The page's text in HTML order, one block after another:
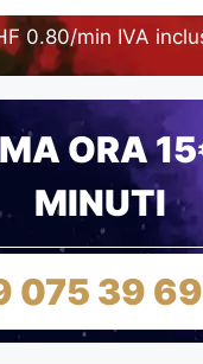
0.80/min IVA
ORA
MINUTI
075 39